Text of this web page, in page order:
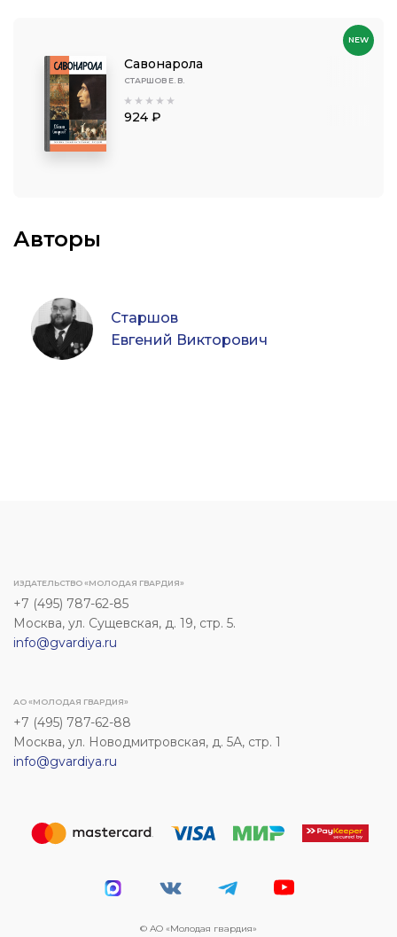
Савонарола
СТАРШОВ Е. В.
924 ₽
NEW
Авторы
Старшов
Евгений Викторович
ИЗДАТЕЛЬСТВО «МОЛОДАЯ ГВАРДИЯ»
+7 (495) 787-62-85
Москва, ул. Сущевская, д. 19, стр. 5.
info@gvardiya.ru
АО «МОЛОДАЯ ГВАРДИЯ»
+7 (495) 787-62-88
Москва, ул. Новодмитровская, д. 5А, стр. 1
info@gvardiya.ru
© АО «Молодая гвардия»